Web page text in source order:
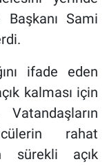
Başkanı Sami
ifade eden
kalması için
Vatandaşların
rahat
sürekli açık